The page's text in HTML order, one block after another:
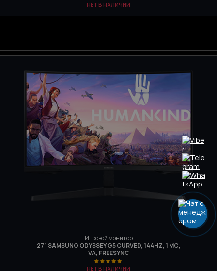
НЕТ В НАЛИЧИИ
Игровой монитор
27" SAMSUNG ODYSSEY G5 CURVED, 144HZ, 1 МС,
VA, FREESYNC
НЕТ В НАЛИЧИИ